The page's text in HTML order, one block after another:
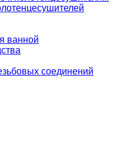
ванной
соединений